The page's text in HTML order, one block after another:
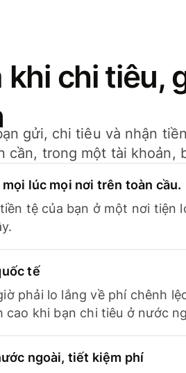
chi tiêu,
gửi, chi tiêu và nhận
cần, trong một tài khoản,
lúc mọi nơi trên toàn cầu.
tệ của bạn ở một nơi tiện
tế
phải lo lắng về phí chênh
cao khi bạn chi tiêu ở nước
ngoài, tiết kiệm phí